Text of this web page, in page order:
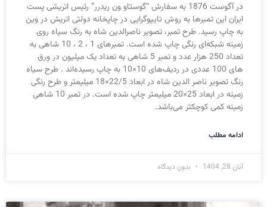
در آگوست 1876 به سفارش “گوستاو ون ریدرر” رئیس اتریشی پست
ایران این تمبرها به روش تایپوگرایی در چاپخانه دولتی اتریش در وین
به چاپ رسید. طرح تمبر، تصویر ناصرالدین شاه به رنگ سیاه روی
زمینه شبکه‌ای رنگی چاپ شده است. تمبرهای 1 ، 2 ، 10 شاهی به
تعداد 250 هزار عدد و تمبر 5 شاهی به تعداد یک میلیون در ورق
های 100 عددی در ردیف‌های 10×10 به چاپ رسیده‌اند . طرح سیاه
رنگ تصویر ناصر الدین شاه در ابعاد 22/5×18 میلیمتر و طرح رنگی
زمینه در ابعاد 25×20 میلیمتر چاپ شده است. در تمبر 10 شاهی
زمینه کمی کوچکتر می‌باشد.
ادامه مطلب
آبان 28, 1404 بدون دیدگاه